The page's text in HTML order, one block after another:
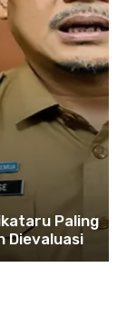
Paling
Dievaluasi